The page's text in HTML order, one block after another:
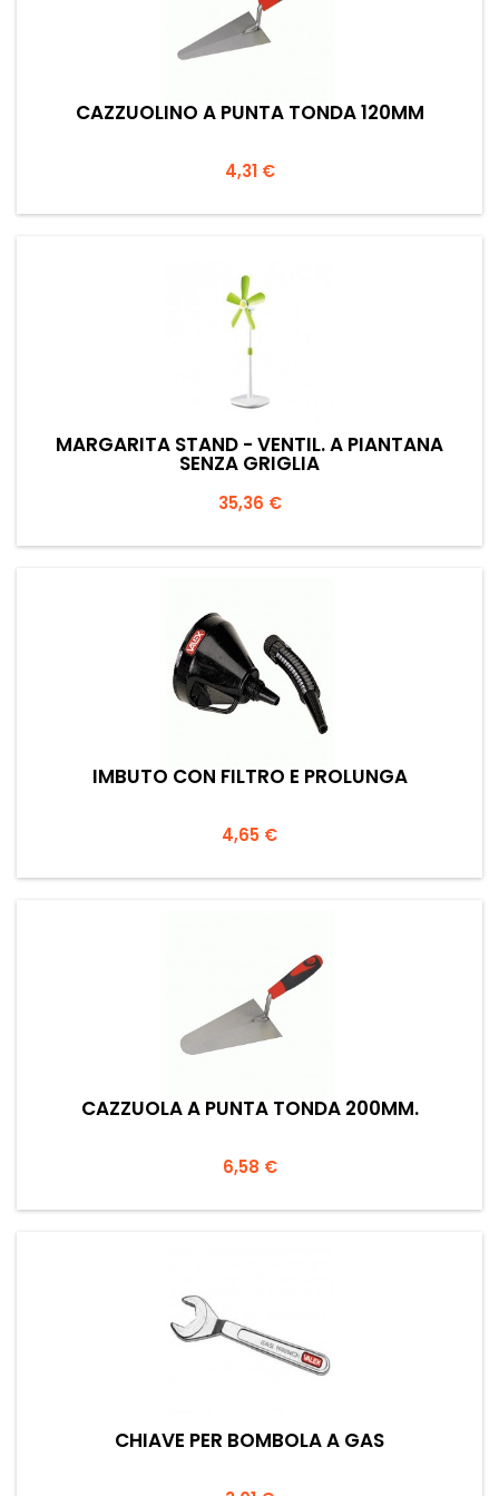
CAZZUOLINO A PUNTA TONDA 120MM
Prezzo
4,31 €
MARGARITA STAND - VENTIL. A PIANTANA
SENZA GRIGLIA
Prezzo
35,36 €
IMBUTO CON FILTRO E PROLUNGA
Prezzo
4,65 €
CAZZUOLA A PUNTA TONDA 200MM.
Prezzo
6,58 €
CHIAVE PER BOMBOLA A GAS